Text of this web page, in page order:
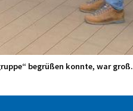
begrüßen konnte, war groß.